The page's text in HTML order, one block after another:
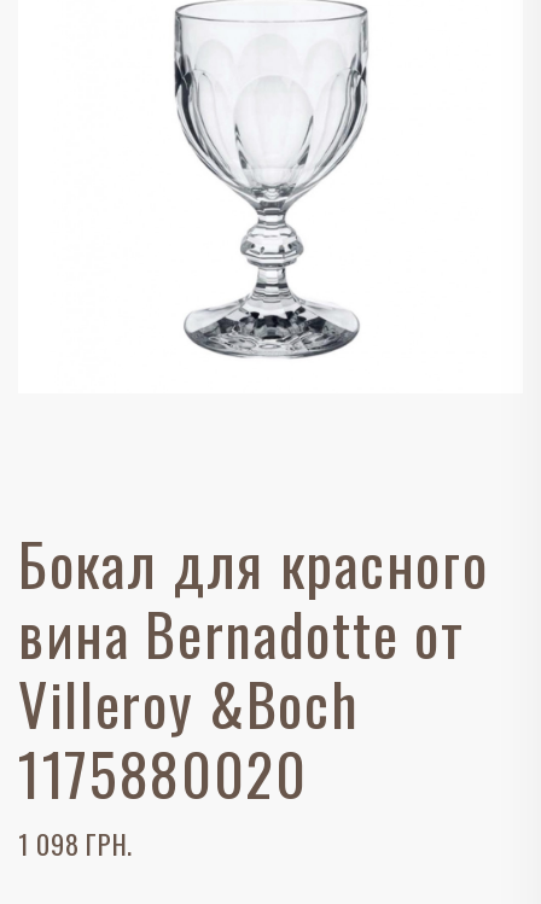
Бокал для красного
вина Bernadotte от
Villeroy &Boch
1175880020
1 098 ГРН.